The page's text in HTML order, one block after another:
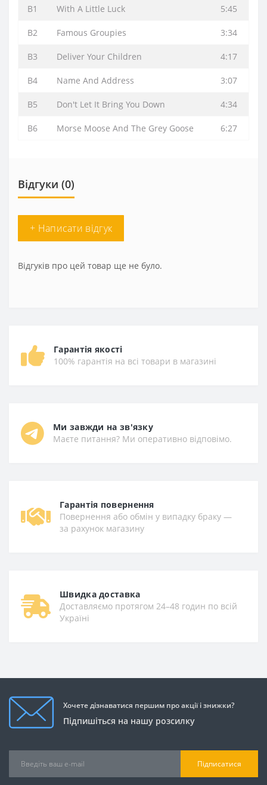
B1 With A Little Luck 5:45
B2 Famous Groupies 3:34
B3 Deliver Your Children 4:17
B4 Name And Address 3:07
B5 Don't Let It Bring You Down 4:34
B6 Morse Moose And The Grey Goose 6:27
Відгуки (0)
+ Написати відгук
Відгуків про цей товар ще не було.
Гарантія якості
100% гарантія на всі товари в магазині
Ми завжди на зв'язку
Маєте питання? Ми оперативно відповімо.
Гарантiя повернення
Повернення або обмін у випадку браку —
за рахунок магазину
Швидка доставка
Доставляємо протягом 24–48 годин по всій
Україні
Хочете дізнаватися першим про акції і знижки?
Підпишіться на нашу розсилку
Підписатися